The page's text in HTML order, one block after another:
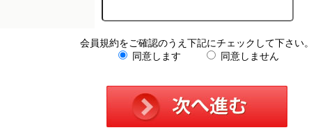
会員規約をご確認のうえ下記にチェックして下さい。
同意します
同意しません